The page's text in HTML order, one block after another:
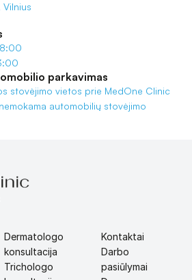
parkavimas
stovėjimo vietos prie MedOne Clinic
automobilių stovėjimo
Dermatologo
konsultacija
Trichologo
Kontaktai
Darbo
pasiūlymai